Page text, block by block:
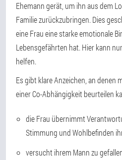
Ehemann gerät, um ihn aus dem
Familie zurückzubringen. Dies
eine Frau eine starke emotionale
Lebensgefährten hat. Hier kann
helfen.
Es gibt klare Anzeichen, an denen
einer Co-Abhängigkeit beurteilen
die Frau übernimmt
Stimmung und Wohlbefinden
versucht ihrem Mann zu